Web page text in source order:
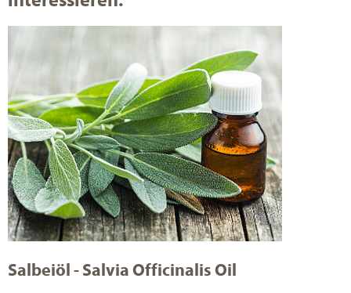
Salbeiöl - Salvia Officinalis Oil